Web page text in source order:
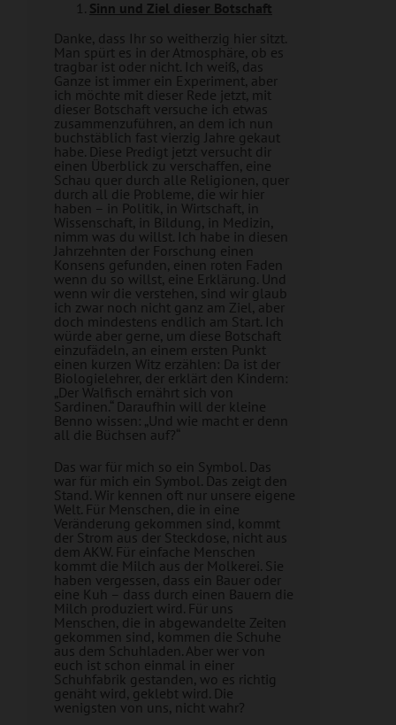
Sinn und Ziel dieser Botschaft
Danke, dass Ihr so weitherzig hier sitzt.
Man spürt es in der Atmosphäre, ob es
tragbar ist oder nicht. Ich weiß, das
Ganze ist immer ein Experiment, aber
ich möchte mit dieser Rede jetzt, mit
dieser Botschaft versuche ich etwas
zusammenzuführen, an dem ich nun
buchstäblich fast vierzig Jahre gekaut
habe. Diese Predigt jetzt versucht dir
einen Überblick zu verschaffen, eine
Schau quer durch alle Religionen, quer
durch all die Probleme, die wir hier
haben – in Politik, in Wirtschaft, in
Wissenschaft, in Bildung, in Medizin,
nimm was du willst. Ich habe in diesen
Jahrzehnten der Forschung einen
Konsens gefunden, einen roten Faden
wenn du so willst, eine Erklärung. Und
wenn wir die verstehen, sind wir glaub
ich zwar noch nicht ganz am Ziel, aber
doch mindestens endlich am Start. Ich
würde aber gerne, um diese Botschaft
einzufädeln, an einem ersten Punkt
einen kurzen Witz erzählen: Da ist der
Biologielehrer, der erklärt den Kindern:
„Der Walfisch ernährt sich von
Sardinen.“ Daraufhin will der kleine
Benno wissen: „Und wie macht er denn
all die Büchsen auf?“
Das war für mich so ein Symbol. Das
war für mich ein Symbol. Das zeigt den
Stand. Wir kennen oft nur unsere eigene
Welt. Für Menschen, die in eine
Veränderung gekommen sind, kommt
der Strom aus der Steckdose, nicht aus
dem AKW. Für einfache Menschen
kommt die Milch aus der Molkerei. Sie
haben vergessen, dass ein Bauer oder
eine Kuh – dass durch einen Bauern die
Milch produziert wird. Für uns
Menschen, die in abgewandelte Zeiten
gekommen sind, kommen die Schuhe
aus dem Schuhladen. Aber wer von
euch ist schon einmal in einer
Schuhfabrik gestanden, wo es richtig
genäht wird, geklebt wird. Die
wenigsten von uns, nicht wahr?